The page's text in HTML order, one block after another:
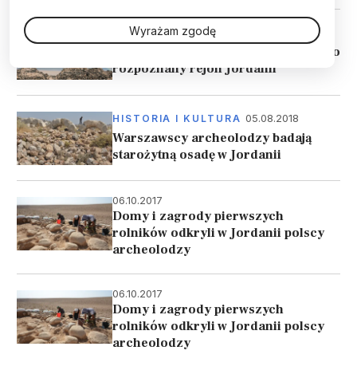
HISTORIA I KULTURA
Krakowscy archeolodzy badają słabo
rozpoznany rejon Jordanii
HISTORIA I KULTURA 05.08.2018
Warszawscy archeolodzy badają
starożytną osadę w Jordanii
06.10.2017
Domy i zagrody pierwszych
rolników odkryli w Jordanii polscy
archeolodzy
06.10.2017
Domy i zagrody pierwszych
rolników odkryli w Jordanii polscy
archeolodzy
Wyrażam zgodę